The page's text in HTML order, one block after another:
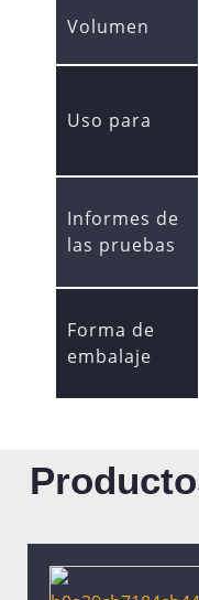
Volumen
Uso para
Informes de
las pruebas
Forma de
embalaje